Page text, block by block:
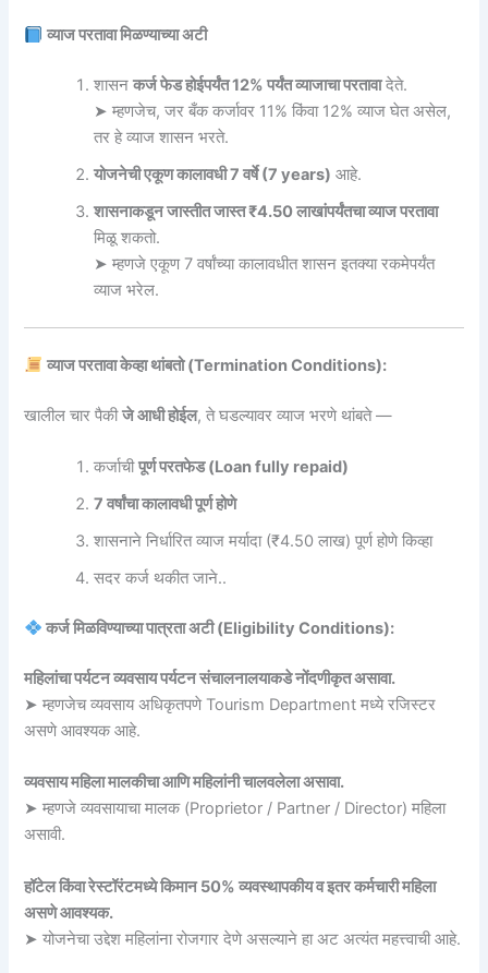
व्याज परतावा मिळण्याच्या अटी
शासनकर्ज फेड होईपर्यंत 12% पर्यंत व्याजाचा परतावादेते.
➤ म्हणजेच, जर बँक कर्जावर 11% किंवा 12% व्याज घेत असेल,
तर हे व्याज शासन भरते.
योजनेची एकूण कालावधी 7 वर्षे (7 years) आहे.
शासनाकडून जास्तीत जास्त ₹4.50 लाखांपर्यंतचा व्याज परतावा
मिळू शकतो.
➤ म्हणजे एकूण 7 वर्षांच्या कालावधीत शासन इतक्या रकमेपर्यंत
व्याज भरेल.
व्याज परतावा केव्हा थांबतो (Termination Conditions):
खालील चार पैकीजे आधी होईल, ते घडल्यावर व्याज भरणे थांबते —
कर्जाचीपूर्ण परतफेड (Loan fully repaid)
7 वर्षांचा कालावधी पूर्ण होणे
शासनाने निर्धारित व्याज मर्यादा (₹4.50 लाख) पूर्ण होणे किव्हा
सदर कर्ज थकीत जाने..
कर्ज मिळविण्याच्या पात्रता अटी (Eligibility Conditions):
महिलांचा पर्यटन व्यवसाय पर्यटन संचालनालयाकडे नोंदणीकृत असावा.
➤ म्हणजेच व्यवसाय अधिकृतपणे Tourism Department मध्ये रजिस्टर
असणे आवश्यक आहे.
व्यवसाय महिला मालकीचा आणि महिलांनी चालवलेला असावा.
➤ म्हणजे व्यवसायाचा मालक (Proprietor / Partner / Director) महिला
असावी.
हॉटेल किंवा रेस्टॉरंटमध्ये किमान 50% व्यवस्थापकीय व इतर कर्मचारी महिला
असणे आवश्यक.
➤ योजनेचा उद्देश महिलांना रोजगार देणे असल्याने हा अट अत्यंत महत्त्वाची आहे.